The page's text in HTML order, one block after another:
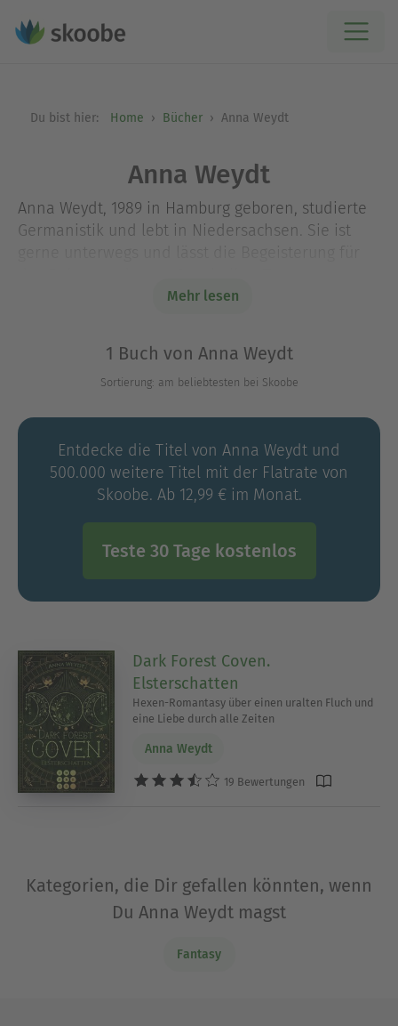
Du bist hier: Home Bücher Anna Weydt
Anna Weydt
Anna Weydt, 1989 in Hamburg geboren, studierte
Germanistik und lebt in Niedersachsen. Sie ist
einfließen. In ihren Geschichten sucht sie nach
Angeln heben kann.
Mehr lesen
1 Buch von Anna Weydt
Sortierung: am beliebtesten bei Skoobe
Entdecke die Titel von Anna Weydt und
500.000 weitere Titel mit der Flatrate von
Skoobe. Ab 12,99 € im Monat.
Teste 30 Tage kostenlos
Dark Forest Coven.
Elsterschatten
Hexen-Romantasy über einen uralten Fluch und
eine Liebe durch alle Zeiten
Anna Weydt
19 Bewertungen
Kategorien, die Dir gefallen könnten, wenn
Du Anna Weydt magst
Fantasy